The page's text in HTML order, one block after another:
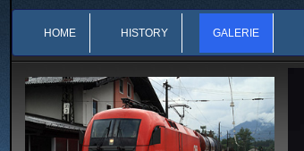
HOME HISTORY GALERIE